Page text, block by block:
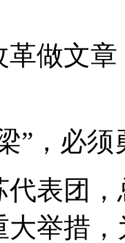
做文
”，必
表团
大举措